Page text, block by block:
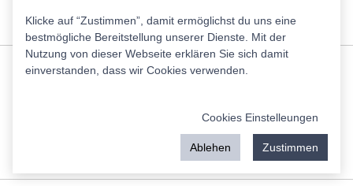
Zucker:3.30 g
Mehrkosten Toast Ölz
8.50 g
48.00 g
2.70 g
Klicke auf “Zustimmen”, damit ermöglichst du uns eine
bestmögliche Bereitstellung unserer Dienste. Mit der
Nutzung von dieser Webseite erklären Sie sich damit
einverstanden, dass wir Cookies verwenden.
Cookies Einstelleungen
Ablehen Zustimmen